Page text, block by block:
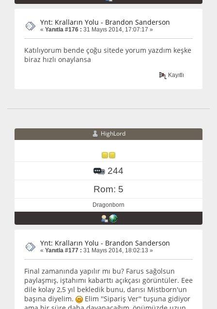
Ynt: Kralların Yolu - Brandon Sanderson
« Yanıtla #176 : 31 Mayıs 2014, 17:07:17 »
Katılıyorum bende çoğu sitede yorum yazdım keşke
biraz hızlı onaylansa
Kayıtlı
HighLord
244
Rom: 5
Dragonborn
Ynt: Kralların Yolu - Brandon Sanderson
« Yanıtla #177 : 31 Mayıs 2014, 18:02:13 »
Final zamanında yapılır mı bu? Farus sağolsun
paylaşmış, iştahımı kabarttı açıkçası görüntüler. Eee
dile kolay 2,5 yıl bekledik bunu, darısı Mistborn'un
başına diyelim.
Elim ''Sipariş Ver'' tuşuna gidiyor